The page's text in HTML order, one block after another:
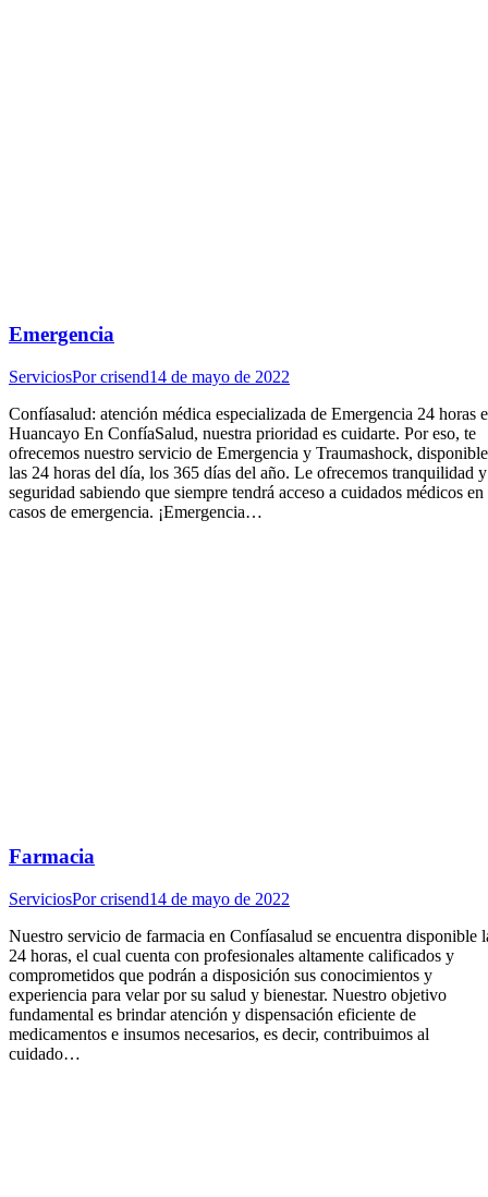
Emergencia
ServiciosPorcrisend14 de mayo de 2022
Confíasalud: atención médica especializada de Emergencia 24 horas
Huancayo En ConfíaSalud, nuestra prioridad es cuidarte. Por eso, te
ofrecemos nuestro servicio de Emergencia y Traumashock, disponible
las 24 horas del día, los 365 días del año. Le ofrecemos tranquilidad y
seguridad sabiendo que siempre tendrá acceso a cuidados médicos en
casos de emergencia. ¡Emergencia…
Farmacia
ServiciosPorcrisend14 de mayo de 2022
Nuestro servicio de farmacia en Confíasalud se encuentra disponible
24 horas, el cual cuenta con profesionales altamente calificados y
comprometidos que podrán a disposición sus conocimientos y
experiencia para velar por su salud y bienestar. Nuestro objetivo
fundamental es brindar atención y dispensación eficiente de
medicamentos e insumos necesarios, es decir, contribuimos al
cuidado…